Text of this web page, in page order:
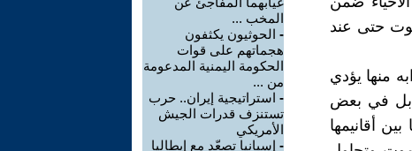
حتى عند
منها يؤدي
بل في بعض
أقانيمها
المخب ...
- الحوثيون يكثفون
هجماتهم على قوات
الحكومة اليمنية المدعومة
من ...
- استراتيجية إيران.. حرب
تستنزف قدرات الجيش
الأمريكي
- إسبانيا تصعّد مع إيطاليا